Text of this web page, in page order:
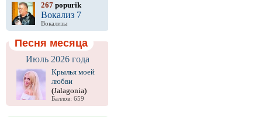
267popurik
Вокализ 7
Вокализы
Песня месяца
Июль 2026 года
Крылья моей
любви
(Jalagonia)
Баллов: 659